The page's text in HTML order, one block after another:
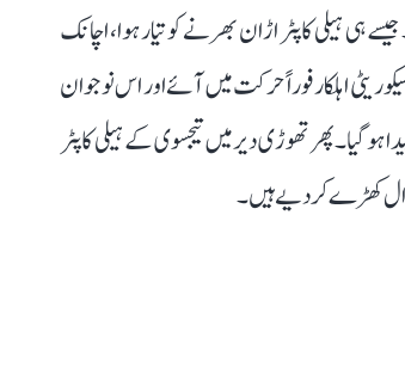
ہی ہیلی کاپٹر اڑان بھرنے کو تیار ہوا، اچانک
اہلکار فوراً حرکت میں آئے اور اس نوجوان
ہو گیا۔ پھر تھوڑی دیر میں تیجسوی کے ہیلی کاپٹر
کھڑے کر دیے ہیں۔